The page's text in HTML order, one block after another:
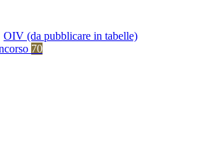
OIV (da pubblicare in tabelle)
70